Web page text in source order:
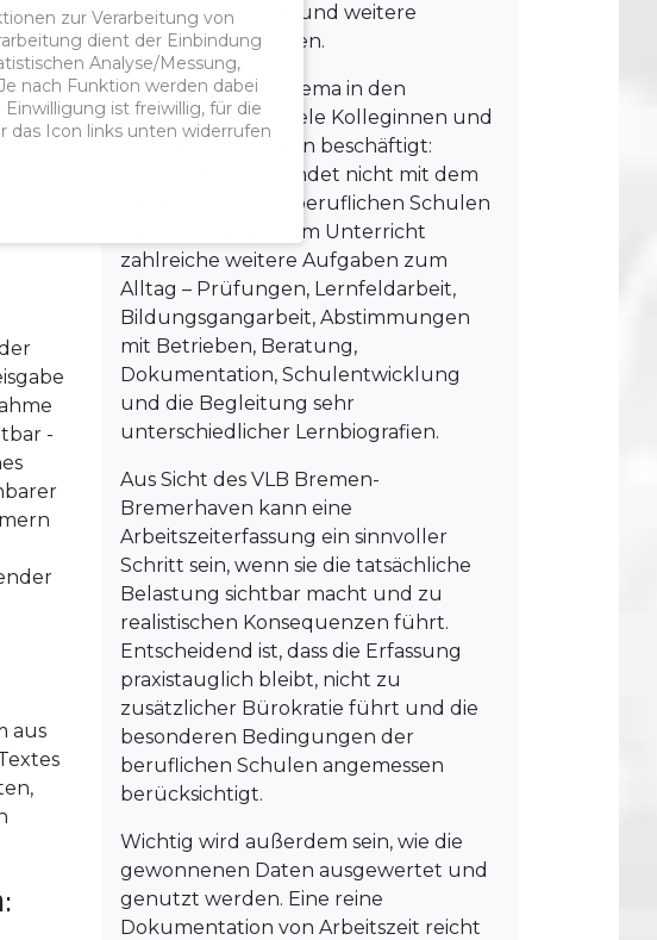
-
aus
Pausenaufsichten und weitere
schulische Aufgaben.
Damit rückt ein Thema in den
Mittelpunkt, das viele Kolleginnen und
Kollegen seit Jahren beschäftigt:
Lehrkräftearbeit endet nicht mit dem
Klingeln. Auch an beruflichen Schulen
gehören neben dem Unterricht
zahlreiche weitere Aufgaben zum
Alltag – Prüfungen, Lernfeldarbeit,
Bildungsgangarbeit, Abstimmungen
mit Betrieben, Beratung,
Dokumentation, Schulentwicklung
und die Begleitung sehr
unterschiedlicher Lernbiografien.
Aus Sicht des VLB Bremen-
Bremerhaven kann eine
Arbeitszeiterfassung ein sinnvoller
Schritt sein, wenn sie die tatsächliche
Belastung sichtbar macht und zu
realistischen Konsequenzen führt.
Entscheidend ist, dass die Erfassung
praxistauglich bleibt, nicht zu
zusätzlicher Bürokratie führt und die
besonderen Bedingungen der
beruflichen Schulen angemessen
berücksichtigt.
Wichtig wird außerdem sein, wie die
gewonnenen Daten ausgewertet und
genutzt werden. Eine reine
Dokumentation von Arbeitszeit reicht
zur Verarbeitung von
dient der Einbindung
Analyse/Messung,
nach Funktion werden dabei
ist freiwillig, für die
das Icon links unten widerrufen